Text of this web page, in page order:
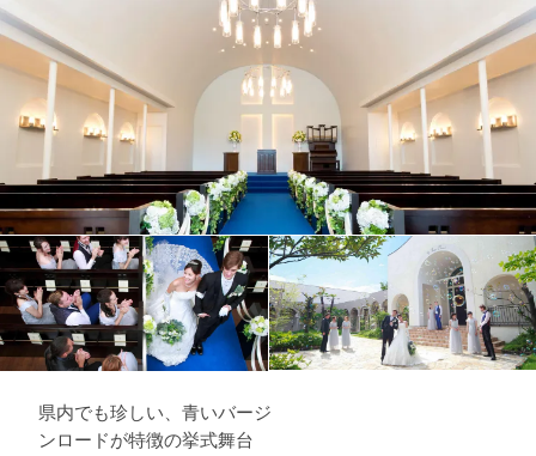
県内でも珍しい、青いバージ
ンロードが特徴の挙式舞台